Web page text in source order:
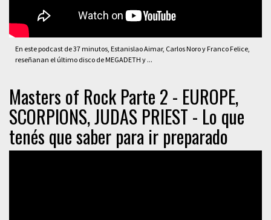
En este podcast de 37 minutos, Estanislao Aimar, Carlos Noro y Franco Felice,
reseñanan el último disco de MEGADETH y ...
Masters of Rock Parte 2 - EUROPE,
SCORPIONS, JUDAS PRIEST - Lo que
tenés que saber para ir preparado